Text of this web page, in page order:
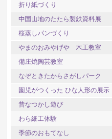
折り紙づくり
中国山地のたたら製鉄資料展
桜蒸しパンづくり
やまのおみやげや 木工教室
備庄焼陶芸教室
なぞときたからさがしパーク
園児がつくった ひな人形の展示
昔なつかし遊び
わら細工体験
季節のおもてなし